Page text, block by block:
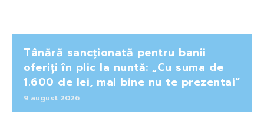
Tânără sancționată pentru banii
oferiți în plic la nuntă: „Cu suma de
1.600 de lei, mai bine nu te prezentai”
9 august 2026